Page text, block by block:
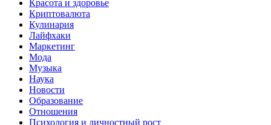
Красота и здоровье
Криптовалюта
Кулинария
Лайфхаки
Маркетинг
Мода
Музыка
Наука
Новости
Образование
Отношения
Психология и личностный рост